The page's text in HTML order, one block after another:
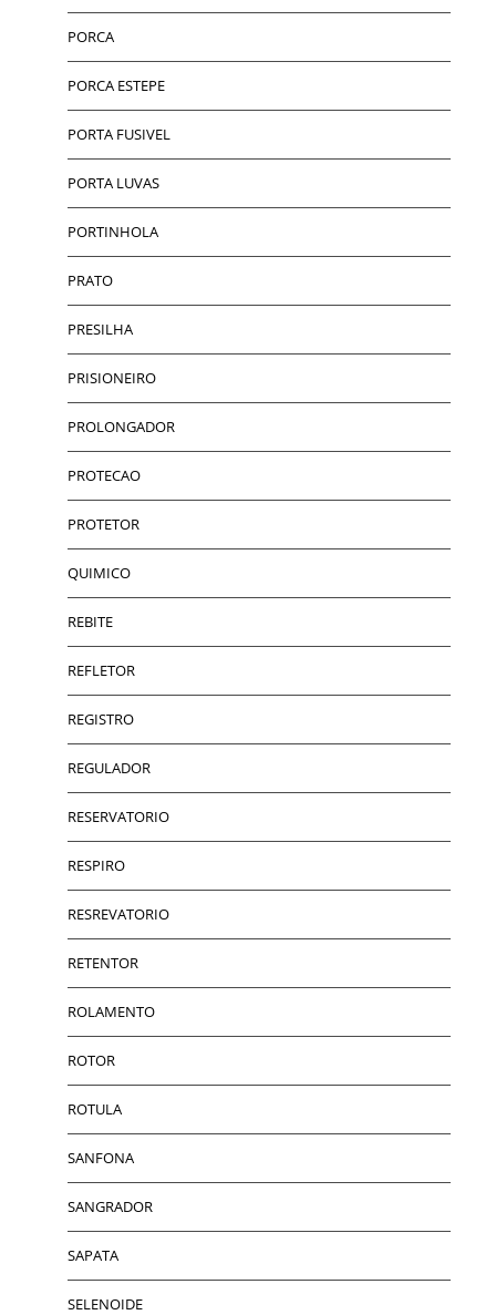
PORCA
PORCA ESTEPE
PORTA FUSIVEL
PORTA LUVAS
PORTINHOLA
PRATO
PRESILHA
PRISIONEIRO
PROLONGADOR
PROTECAO
PROTETOR
QUIMICO
REBITE
REFLETOR
REGISTRO
REGULADOR
RESERVATORIO
RESPIRO
RESREVATORIO
RETENTOR
ROLAMENTO
ROTOR
ROTULA
SANFONA
SANGRADOR
SAPATA
SELENOIDE